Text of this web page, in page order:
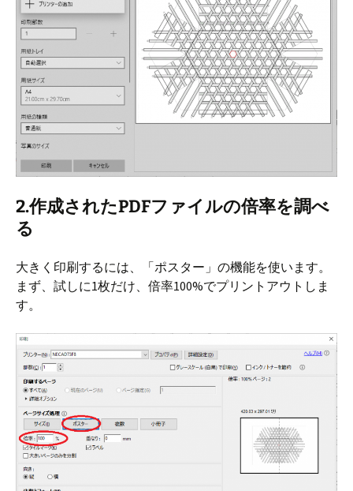
2.作成されたPDFファイルの倍率を調べ
る
大きく印刷するには、「ポスター」の機能を使います。
まず、試しに1枚だけ、倍率100%でプリントアウトしま
す。